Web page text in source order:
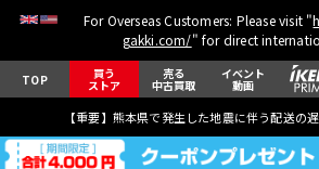
For Overseas Customers: Please visit "
gakki.com/" for direct
TOP 買う
ストア
売る
中古買取
イベント
動画
【重要】熊本県で発生した地震に伴う配送の